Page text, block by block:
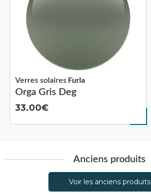
Orga Gris Deg
Verres solaires Furla
33.00
Anciens produits
Voir les anciens produits